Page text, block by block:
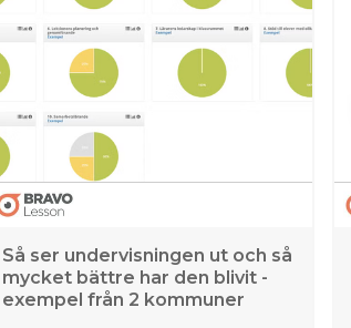
procent. Behörigheten har inte varit så
här hög sedan nuvarande betygssystem
infördes.
Så ser undervisningen ut och så
mycket bättre har den blivit -
exempel från 2 kommuner